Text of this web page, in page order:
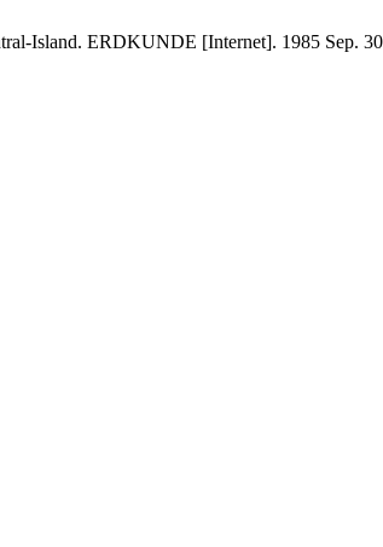
Island. ERDKUNDE [Internet]. 1985 Sep.